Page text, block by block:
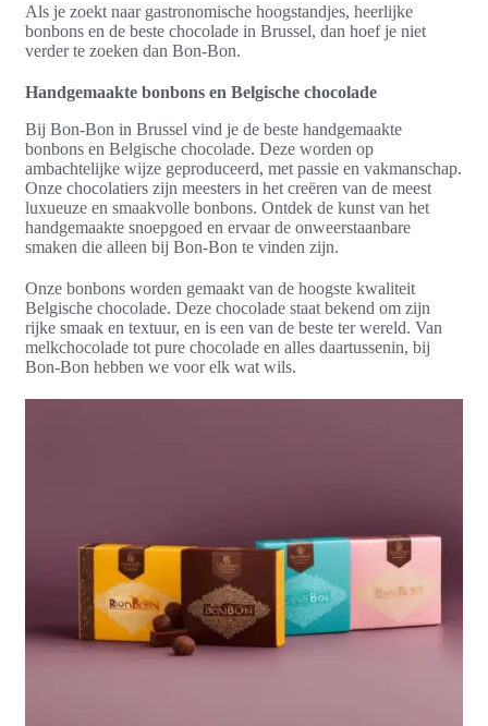
Als je zoekt naar gastronomische hoogstandjes, heerlijke
bonbons en de beste chocolade in Brussel, dan hoef je niet
verder te zoeken dan Bon-Bon.
Handgemaakte bonbons en Belgische chocolade
Bij Bon-Bon in Brussel vind je de beste handgemaakte
bonbons en Belgische chocolade. Deze worden op
ambachtelijke wijze geproduceerd, met passie en vakmanschap.
Onze chocolatiers zijn meesters in het creëren van de meest
luxueuze en smaakvolle bonbons. Ontdek de kunst van het
handgemaakte snoepgoed en ervaar de onweerstaanbare
smaken die alleen bij Bon-Bon te vinden zijn.
Onze bonbons worden gemaakt van de hoogste kwaliteit
Belgische chocolade. Deze chocolade staat bekend om zijn
rijke smaak en textuur, en is een van de beste ter wereld. Van
melkchocolade tot pure chocolade en alles daartussenin, bij
Bon-Bon hebben we voor elk wat wils.